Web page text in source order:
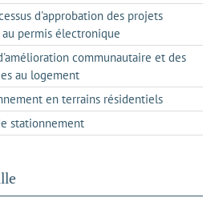
d'approbation des projets
permis électronique
communautaire et des
au logement
en terrains résidentiels
stationnement